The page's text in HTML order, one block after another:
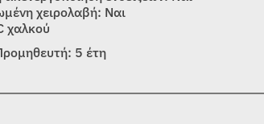
χειρολαβή: Ναι
χαλκού
5 έτη